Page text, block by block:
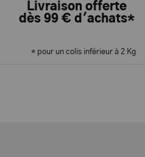
Livraison offerte
dès 99 € d'achats*
* pour un colis inférieur à 2 Kg